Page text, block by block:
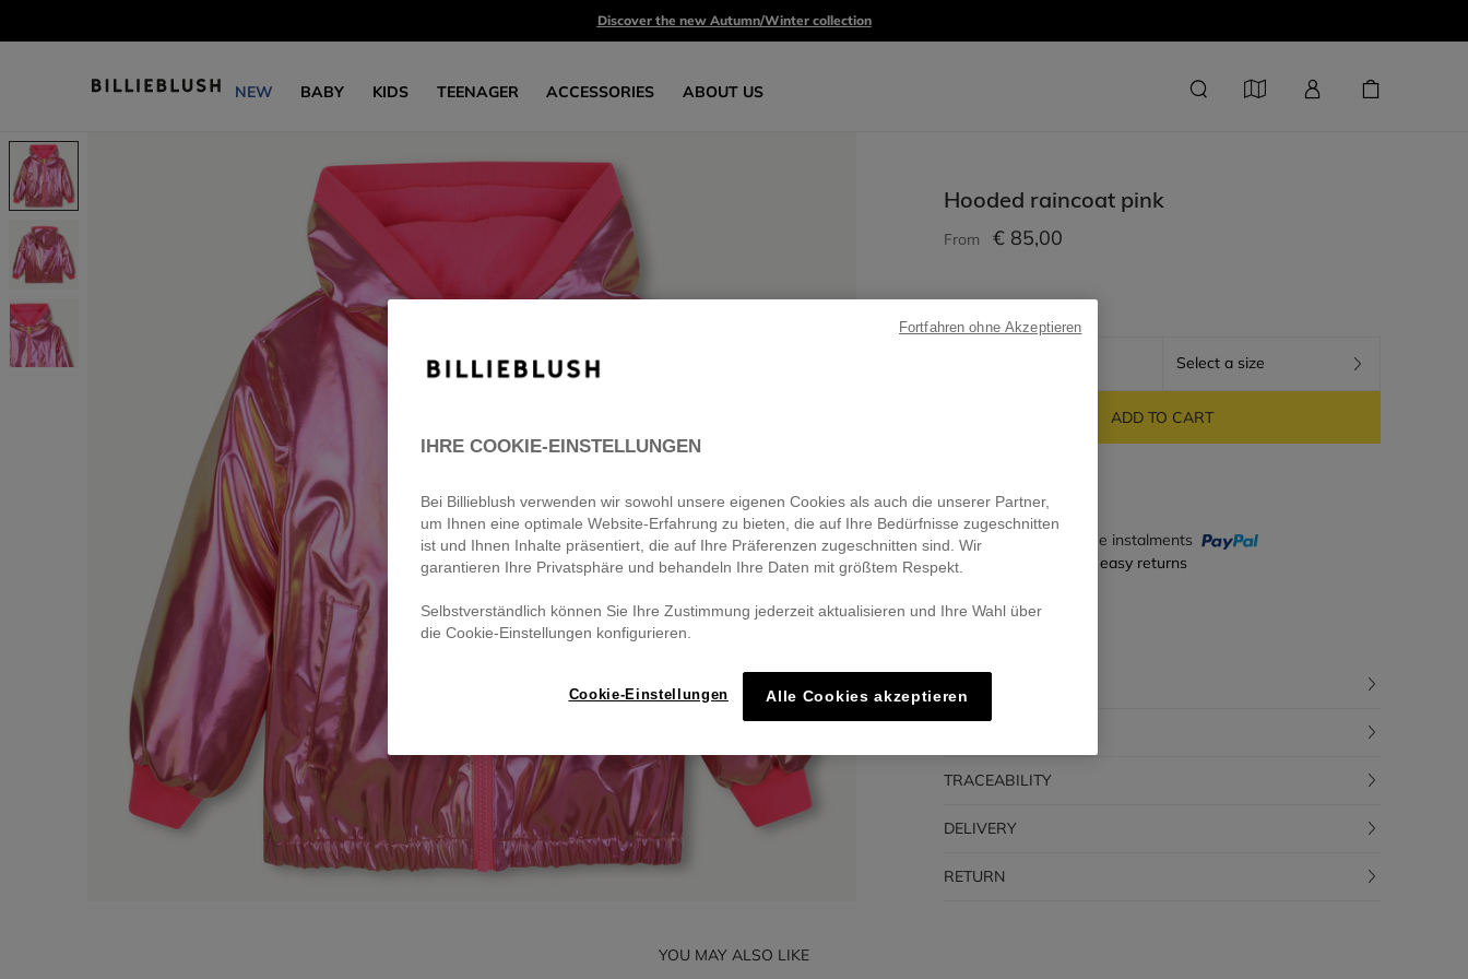
Discover the new Autumn/Winter collection
NEW BABY KIDS TEENAGER ACCESSORIES ABOUT US
Hooded raincoat pink
From € 85,00
Select a size
ADD TO CART
Pay in 4 interest-free instalments
🔒 Secure payment & easy returns
TRACEABILITY
DELIVERY
RETURN
YOU MAY ALSO LIKE
IHRE COOKIE-EINSTELLUNGEN
Bei Billieblush verwenden wir sowohl unsere eigenen Cookies als auch die unserer Partner,
um Ihnen eine optimale Website-Erfahrung zu bieten, die auf Ihre Bedürfnisse zugeschnitten
ist und Ihnen Inhalte präsentiert, die auf Ihre Präferenzen zugeschnitten sind. Wir
garantieren Ihre Privatsphäre und behandeln Ihre Daten mit größtem Respekt.
Selbstverständlich können Sie Ihre Zustimmung jederzeit aktualisieren und Ihre Wahl über
die Cookie-Einstellungen konfigurieren.
Cookie-Einstellungen Alle Cookies akzeptieren
Fortfahren ohne Akzeptieren